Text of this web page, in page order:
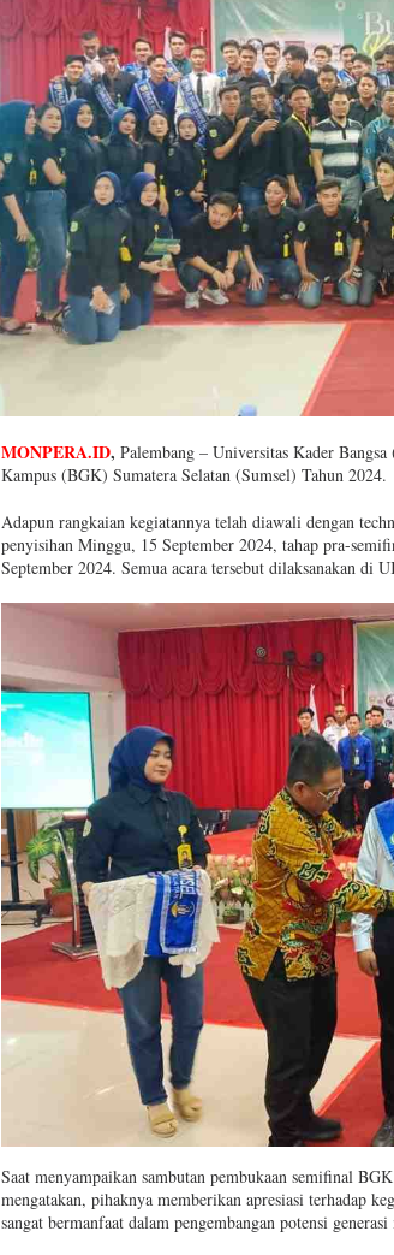
MONPERA.ID, Palembang – Universitas Kader
Kampus (BGK) Sumatera Selatan (Sumsel) Tahun 2024.
Adapun rangkaian kegiatannya telah diawali dengan
penyisihan Minggu, 15 September 2024, tahap pra-
September 2024. Semua acara tersebut dilaksanakan di
Saat menyampaikan sambutan pembukaan semifinal
mengatakan, pihaknya memberikan apresiasi terhadap
sangat bermanfaat dalam pengembangan potensi